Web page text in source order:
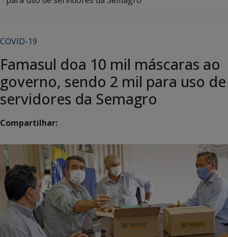
COVID-19
Famasul doa 10 mil máscaras ao
governo, sendo 2 mil para uso de
servidores da Semagro
Compartilhar: